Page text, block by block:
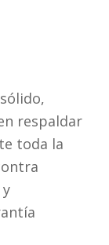
respaldar
toda la